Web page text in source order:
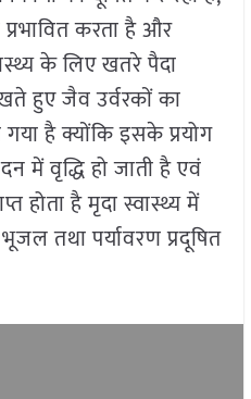
करता है और
के लिए खतरे पैदा
हुए जैव उर्वरकों का
है क्योंकि इसके प्रयोग
में वृद्धि हो जाती है एवं
होता है मृदा स्वास्थ्य में
तथा पर्यावरण प्रदूषित